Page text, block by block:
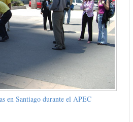
en Santiago durante el APEC